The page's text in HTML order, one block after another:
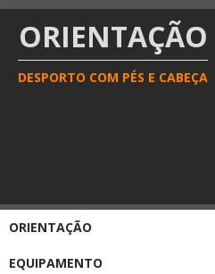
ORIENTAÇÃO
DESPORTO COM PÉS E CABEÇA
ORIENTAÇÃO
EQUIPAMENTO